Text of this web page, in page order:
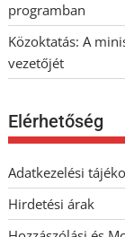
programban
Közoktatás: A
vezetőjét
Elérhetőség
Adatkezelési
Hirdetési árak